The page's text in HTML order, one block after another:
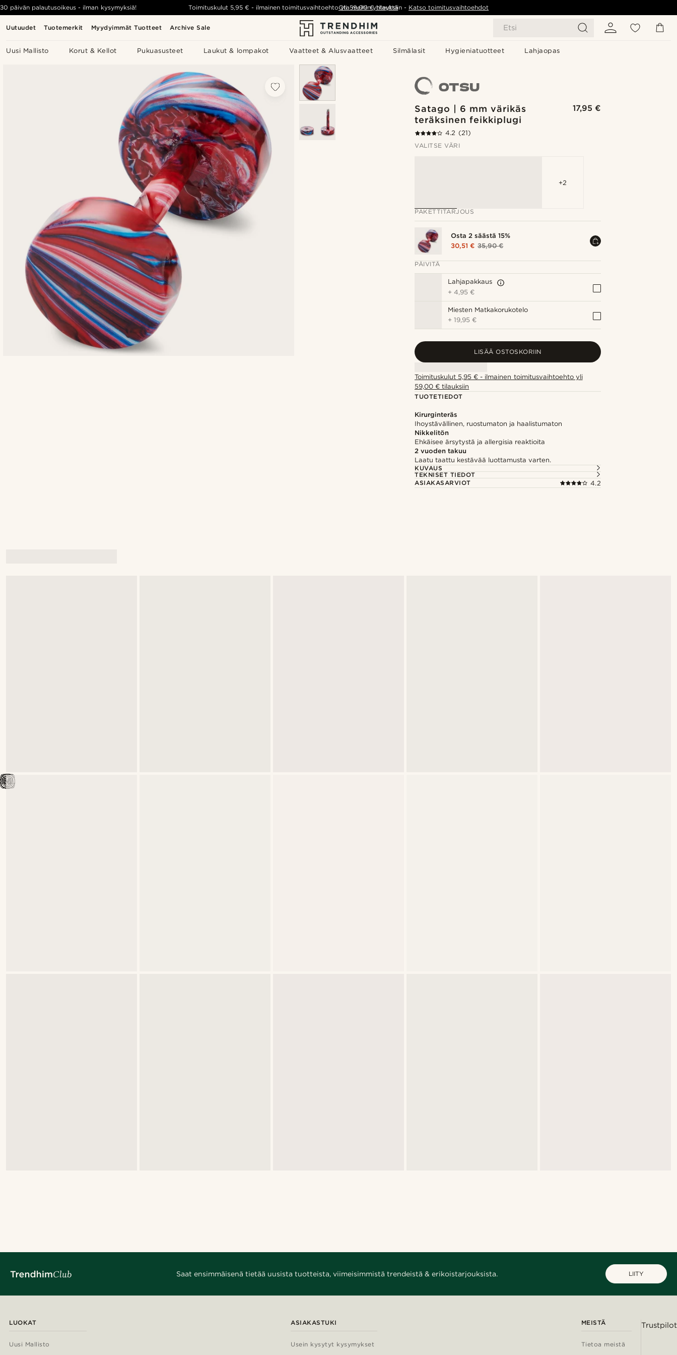
Uutuudet Tuotemerkit Myydyimmät Tuotteet Archive Sale Etsi
Uusi Mallisto Korut & Kellot Pukuasusteet Laukut & lompakot Vaatteet & Alusvaatteet Silmälasit Hygieniatuotteet Lahjaopas
30 päivän palautusoikeus - ilman kysymyksiä! Toimituskulut 5,95 € - ilmainen toimitusvaihtoehto yli 59,00 €tilauksiin - Katso toimitusvaihtoehdot
Ota meihin yhteyttä
Satago | 6 mm värikäs
teräksinen feikkiplugi
17,95 €
4.2 (21)
VALITSE VÄRI
+2
PAKETTITARJOUS
Osta 2 säästä 15%
30,51 € 35,90 €
PÄIVITÄ
Lahjapakkaus
+4,95 €
Miesten Matkakorukotelo
+19,95 €
LISÄÄ OSTOSKORIIN
Toimituskulut 5,95 € - ilmainen toimitusvaihtoehto yli
59,00 € tilauksiin
TUOTETIEDOT
Kirurginteräs
Ihoystävällinen, ruostumaton ja haalistumaton
Nikkelitön
Ehkäisee ärsytystä ja allergisia reaktioita
2 vuoden takuu
Laatu taattu kestävää luottamusta varten.
KUVAUS
TEKNISET TIEDOT
ASIAKASARVIOT
4.2
Saat ensimmäisenä tietää uusista tuotteista, viimeisimmistä trendeistä & erikoistarjouksista. LIITY
LUOKAT
Uusi Mallisto
ASIAKASTUKI
Usein kysytyt kysymykset
MEISTÄ
Tietoa meistä
Trustpilot